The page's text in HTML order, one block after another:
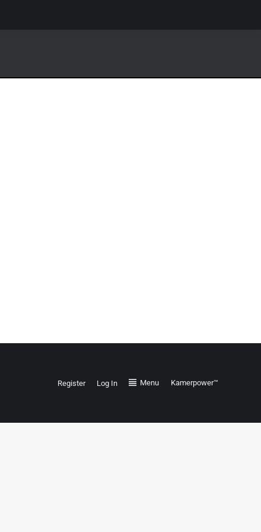
Register Log In Menu Kamerpower™